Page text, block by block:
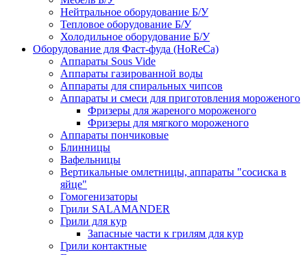
Нейтральное оборудование Б/У
Тепловое оборудование Б/У
Холодильное оборудование Б/У
Оборудование для Фаст-фуда (HoReCa)
Аппараты Sous Vide
Аппараты газированной воды
Аппараты для спиральных чипсов
Аппараты и смеси для приготовления мороженого
Фризеры для жареного мороженого
Фризеры для мягкого мороженого
Аппараты пончиковые
Блинницы
Вафельницы
Вертикальные омлетницы, аппараты "сосиска в
яйце"
Гомогенизаторы
Грили SALAMANDER
Грили для кур
Запасные части к грилям для кур
Грили контактные